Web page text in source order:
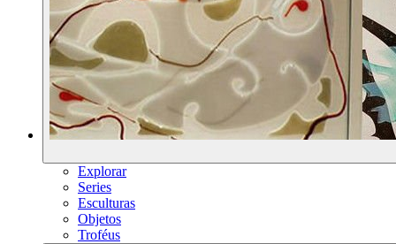
Explorar
Series
Esculturas
Objetos
Troféus